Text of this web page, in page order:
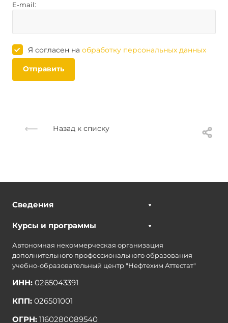
E-mail:
Я согласен на обработку персональных данных
Отправить
Назад к списку
Сведения
Курсы и программы
Автономная некоммерческая организация
дополнительного профессионального образования
учебно-образовательный центр "Нефтехим Аттестат"
ИНН: 0265043391
КПП: 026501001
ОГРН: 1160280089540